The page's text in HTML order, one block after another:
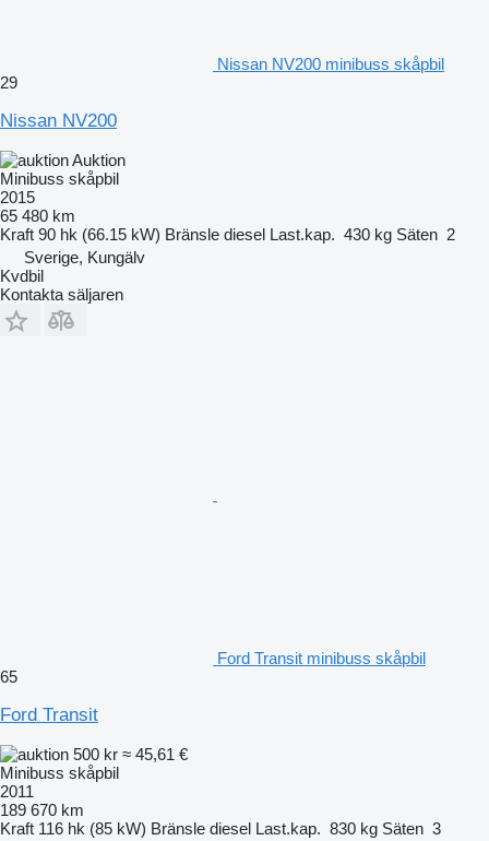
Nissan NV200 minibuss skåpbil
29
Nissan NV200
Auktion
Minibuss skåpbil
2015
65 480 km
Kraft 90 hk (66.15 kW) Bränsle diesel Last.kap. 430 kg Säten 2
Sverige, Kungälv
Kvdbil
Kontakta säljaren
Ford Transit minibuss skåpbil
65
Ford Transit
500 kr ≈ 45,61 €
Minibuss skåpbil
2011
189 670 km
Kraft 116 hk (85 kW) Bränsle diesel Last.kap. 830 kg Säten 3